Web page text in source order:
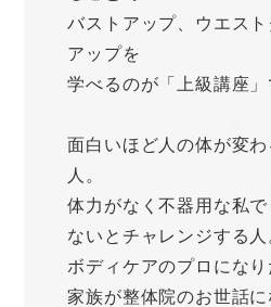
バストアップ、ウエス
アップを
学べるのが「上級講座」
面白いほど人の体が変
人。
体力がなく不器用な私
ないとチャレンジする人
ボディケアのプロになり
家族が整体院のお世話